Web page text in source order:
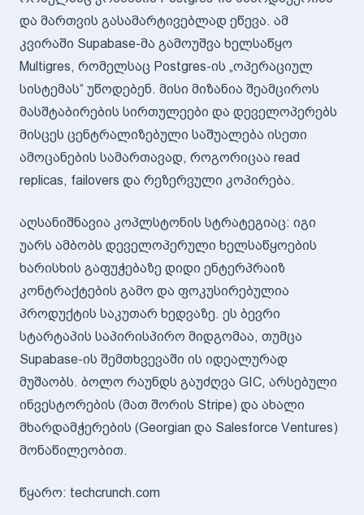
და მართვის გასამარტივებლად ეწევა. ამ
კვირაში Supabase-მა გამოუშვა ხელსაწყო
Multigres, რომელსაც Postgres-ის „ოპერაციულ
სისტემას“ უწოდებენ. მისი მიზანია შეამციროს
მასშტაბირების სირთულეები და დეველოპერებს
მისცეს ცენტრალიზებული საშუალება ისეთი
ამოცანების სამართავად, როგორიცაა read
replicas, failovers და რეზერვული კოპირება.
აღსანიშნავია კოპლსტონის სტრატეგიაც: იგი
უარს ამბობს დეველოპერული ხელსაწყოების
ხარისხის გაფუჭებაზე დიდი ენტერპრაიზ
კონტრაქტების გამო და ფოკუსირებულია
პროდუქტის საკუთარ ხედვაზე. ეს ბევრი
სტარტაპის საპირისპირო მიდგომაა, თუმცა
Supabase-ის შემთხვევაში ის იდეალურად
მუშაობს. ბოლო რაუნდს გაუძღვა GIC, არსებული
ინვესტორების (მათ შორის Stripe) და ახალი
მხარდამჭერების (Georgian და Salesforce Ventures)
მონაწილეობით.
წყარო: techcrunch.com